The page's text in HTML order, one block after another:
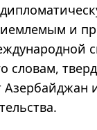
и
словам,
Азербайджан